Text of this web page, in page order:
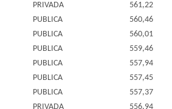
PRIVADA 561,22
PUBLICA 560,46
PUBLICA 560,01
PUBLICA 559,46
PUBLICA 557,94
PUBLICA 557,45
PUBLICA 557,37
PRIVADA 556,94